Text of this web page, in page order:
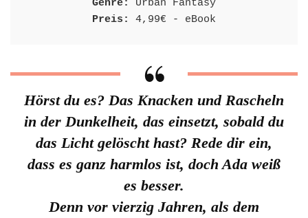
Genre:
Preis:
4,99€ - eBook
Hörst du es? Das Knacken und Rascheln
in der Dunkelheit, das einsetzt, sobald du
das Licht gelöscht hast? Rede dir ein,
dass es ganz harmlos ist, doch Ada weiß
es besser.
Denn vor vierzig Jahren, als dem